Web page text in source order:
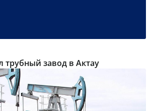
трубный завод в Актау